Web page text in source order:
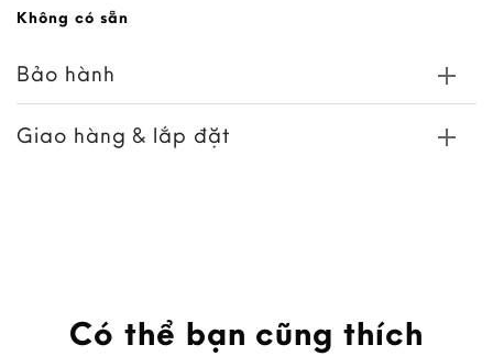
Không có sẵn
Bảo hành
Giao hàng & lắp đặt
Có thể bạn cũng thích